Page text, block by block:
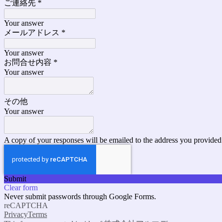
ご連絡先 *
Your answer
メールアドレス *
Your answer
お問合せ内容 *
Your answer
その他
Your answer
A copy of your responses will be emailed to the address you
Submit
Clear form
Never submit passwords through Google Forms.
reCAPTCHA
PrivacyTerms